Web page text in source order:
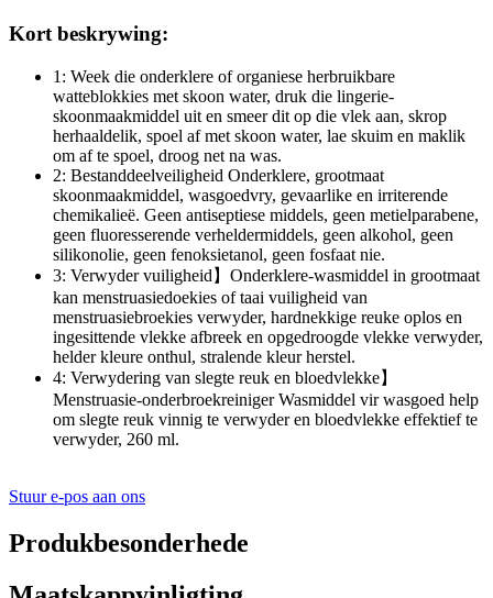
Kort beskrywing:
1: Week die onderklere of organiese herbruikbare
watteblokkies met skoon water, druk die lingerie-
skoonmaakmiddel uit en smeer dit op die vlek aan, skrop
herhaaldelik, spoel af met skoon water, lae skuim en maklik
om af te spoel, droog net na was.
2: Bestanddeelveiligheid Onderklere, grootmaat
skoonmaakmiddel, wasgoedvry, gevaarlike en irriterende
chemikalieë. Geen antiseptiese middels, geen metielparabene,
geen fluoresserende verheldermiddels, geen alkohol, geen
silikonolie, geen fenoksietanol, geen fosfaat nie.
3: Verwyder vuiligheid】Onderklere-wasmiddel in grootmaat
kan menstruasiedoekies of taai vuiligheid van
menstruasiebroekies verwyder, hardnekkige reuke oplos en
ingesittende vlekke afbreek en opgedroogde vlekke verwyder,
helder kleure onthul, stralende kleur herstel.
4: Verwydering van slegte reuk en bloedvlekke】
Menstruasie-onderbroekreiniger Wasmiddel vir wasgoed help
om slegte reuk vinnig te verwyder en bloedvlekke effektief te
verwyder, 260 ml.
Stuur e-pos aan ons
Produkbesonderhede